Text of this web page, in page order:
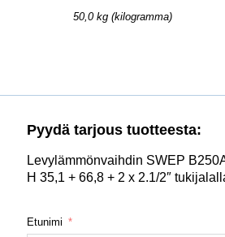
50,0 kg (kilogramma)
Pyydä tarjous tuotteesta:
Levylämmönvaihdin SWEP
H 35,1 + 66,8 + 2 x 2.1/2″
Etunimi